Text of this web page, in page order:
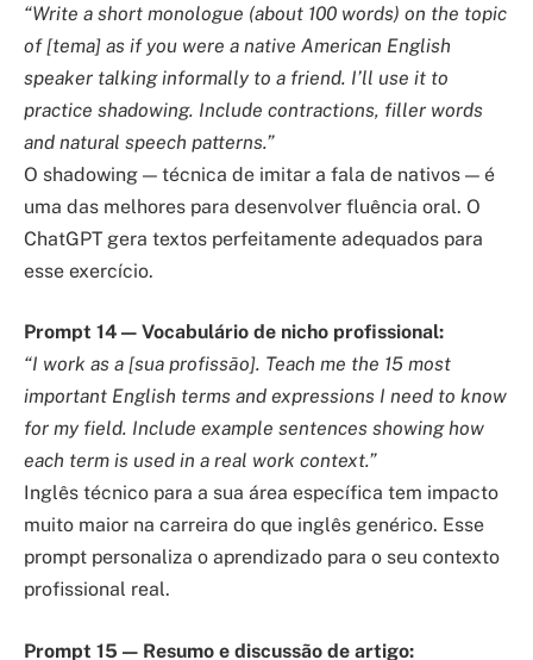
“Write a short monologue (about 100 words) on the topic
of [tema] as if you were a native American English
speaker talking informally to a friend. I’ll use it to
practice shadowing. Include contractions, filler words
and natural speech patterns.”
O shadowing — técnica de imitar a fala de nativos — é
uma das melhores para desenvolver fluência oral. O
ChatGPT gera textos perfeitamente adequados para
esse exercício.
Prompt 14 — Vocabulário de nicho profissional:
“I work as a [sua profissão]. Teach me the 15 most
important English terms and expressions I need to know
for my field. Include example sentences showing how
each term is used in a real work context.”
Inglês técnico para a sua área específica tem impacto
muito maior na carreira do que inglês genérico. Esse
prompt personaliza o aprendizado para o seu contexto
profissional real.
Prompt 15 — Resumo e discussão de artigo: